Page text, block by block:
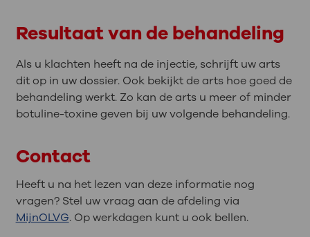
Resultaat van de behandeling
Als u klachten heeft na de injectie, schrijft uw arts
dit op in uw dossier. Ook bekijkt de arts hoe goed de
behandeling werkt. Zo kan de arts u meer of minder
botuline-toxine geven bij uw volgende behandeling.
Contact
Heeft u na het lezen van deze informatie nog
vragen? Stel uw vraag aan de afdeling via
MijnOLVG. Op werkdagen kunt u ook bellen.